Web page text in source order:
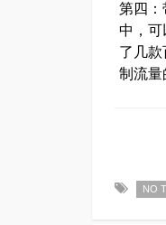
第四：
中，可
了几
制流量
NO